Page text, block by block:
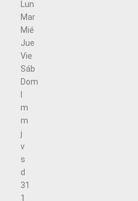
Lun
Mar
Mié
Jue
Vie
Sáb
Dom
m
m
j
v
s
d
31
1